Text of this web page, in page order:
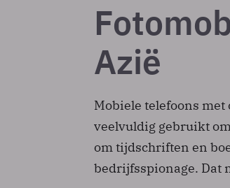
Azië
Mobiele telefoons
veelvuldig gebruikt
om tijdschriften en
bedrijfsspionage. Dat